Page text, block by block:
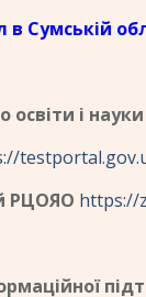
в Сумській
освіти і
РЦОЯО https://